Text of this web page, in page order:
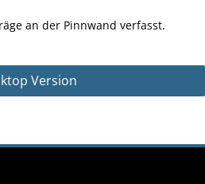
an der Pinnwand verfasst.
Version